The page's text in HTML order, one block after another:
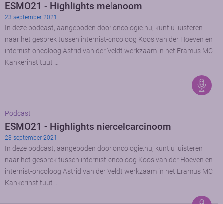
ESMO21 - Highlights melanoom
23 september 2021
In deze podcast, aangeboden door oncologie.nu, kunt u luisteren
naar het gesprek tussen internist-oncoloog Koos van der Hoeven en
internist-oncoloog Astrid van der Veldt werkzaam in het Eramus MC
Kankerinstituut …
Podcast
ESMO21 - Highlights niercelcarcinoom
23 september 2021
In deze podcast, aangeboden door oncologie.nu, kunt u luisteren
naar het gesprek tussen internist-oncoloog Koos van der Hoeven en
internist-oncoloog Astrid van der Veldt werkzaam in het Eramus MC
Kankerinstituut …